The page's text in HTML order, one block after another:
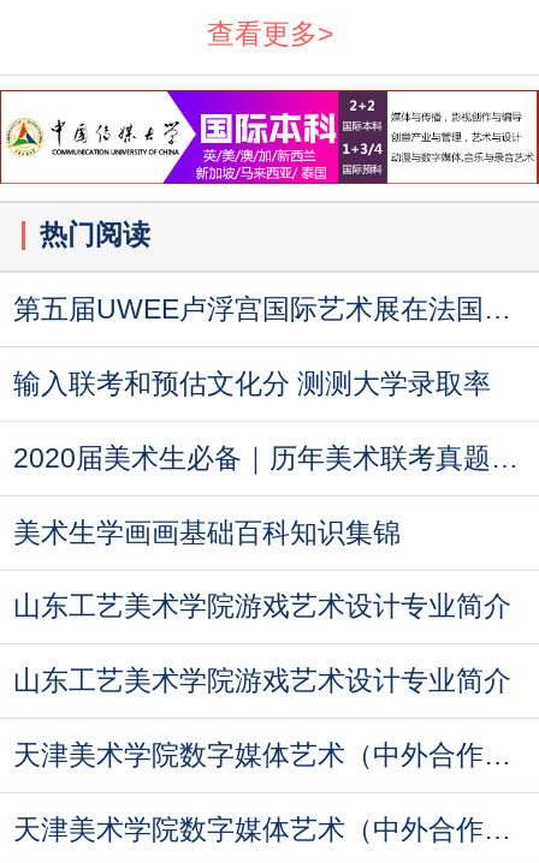
查看更多>
热门阅读
第五届UWEE卢浮宫国际艺术展在法国巴黎成功举
输入联考和预估文化分 测测大学录取率
2020届美术生必备｜历年美术联考真题汇总
美术生学画画基础百科知识集锦
山东工艺美术学院游戏艺术设计专业简介
山东工艺美术学院游戏艺术设计专业简介
天津美术学院数字媒体艺术（中外合作办学）专
天津美术学院数字媒体艺术（中外合作办学）专